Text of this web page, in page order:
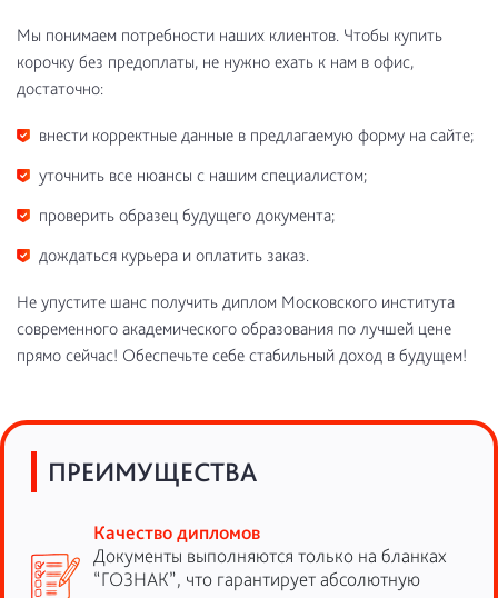
Мы понимаем потребности наших клиентов. Чтобы купить
корочку без предоплаты, не нужно ехать к нам в офис,
достаточно:
внести корректные данные в предлагаемую форму на сайте;
уточнить все нюансы с нашим специалистом;
проверить образец будущего документа;
дождаться курьера и оплатить заказ.
Не упустите шанс получить диплом Московского института
современного академического образования по лучшей цене
прямо сейчас! Обеспечьте себе стабильный доход в будущем!
ПРЕИМУЩЕСТВА
Качество дипломов
Документы выполняются только на бланках
“ГОЗНАК”, что гарантирует абсолютную